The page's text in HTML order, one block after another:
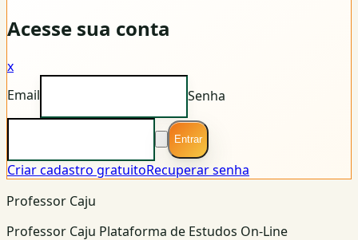
Acesse sua conta
x
Email
Senha
Entrar
Criar cadastro gratuitoRecuperar senha
Professor Caju
Professor Caju Plataforma de Estudos On-Line